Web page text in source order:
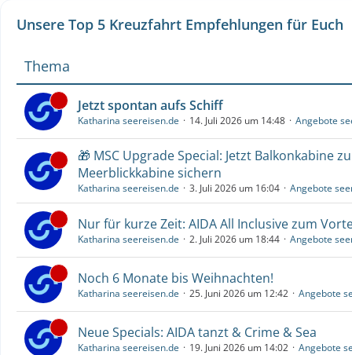
Unsere Top 5 Kreuzfahrt Empfehlungen für Euch
Thema
Jetzt spontan aufs Schiff
Katharina seereisen.de 14. Juli 2026 um 14:48 Angebote
🎁 MSC Upgrade Special: Jetzt Balkonkabine
Meerblickkabine sichern
Katharina seereisen.de 3. Juli 2026 um 16:04 Angebote
Nur für kurze Zeit: AIDA All Inclusive zum
Katharina seereisen.de 2. Juli 2026 um 18:44 Angebote
Noch 6 Monate bis Weihnachten!
Katharina seereisen.de 25. Juni 2026 um 12:42 Angebote
Neue Specials: AIDA tanzt & Crime & Sea
Katharina seereisen.de 19. Juni 2026 um 14:02 Angebote